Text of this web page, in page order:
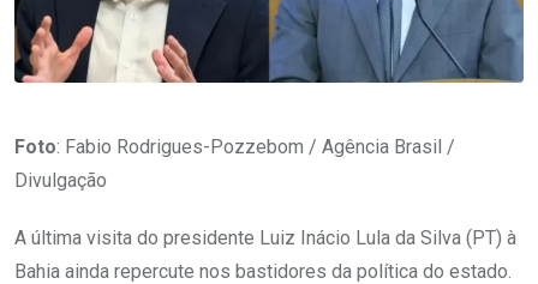
Foto: Fabio Rodrigues-Pozzebom / Agência Brasil /
Divulgação
A última visita do presidente Luiz Inácio Lula da Silva (PT) à
Bahia ainda repercute nos bastidores da política do estado.